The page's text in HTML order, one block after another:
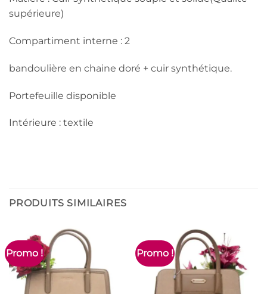
supérieure)
Compartiment interne : 2
bandoulière en chaine doré + cuir synthétique.
Portefeuille disponible
Intérieure : textile
PRODUITS SIMILAIRES
Promo ! Promo !